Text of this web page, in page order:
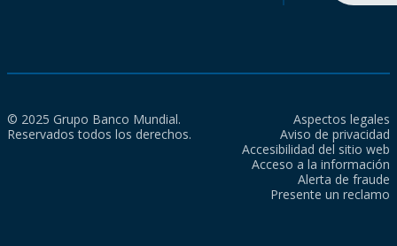
© 2025 Grupo Banco Mundial.
Reservados todos los derechos.
Aspectos legales
Aviso de privacidad
Accesibilidad del sitio web
Acceso a la información
Alerta de fraude
Presente un reclamo